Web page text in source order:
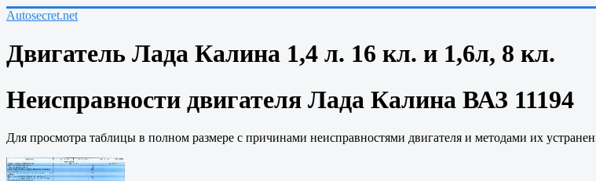
Autosecret.net
Двигатель Лада Калина 1,4 л. 16 кл. и 1,6л, 8 кл.
Неисправности двигателя Лада Калина ВАЗ 11194
Для просмотра таблицы в полном размере с причинами неисправностями двигателя и методами их